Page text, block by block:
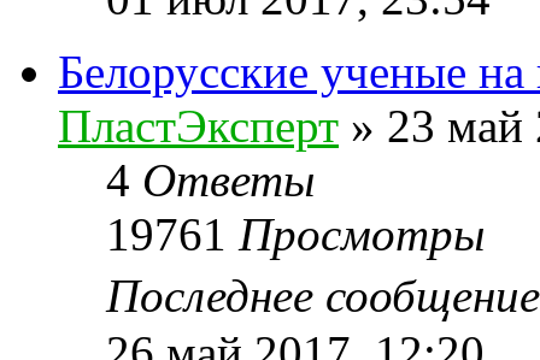
Белорусские ученые
ПластЭксперт » 23 май
4 Ответы
19761 Просмотры
Последнее